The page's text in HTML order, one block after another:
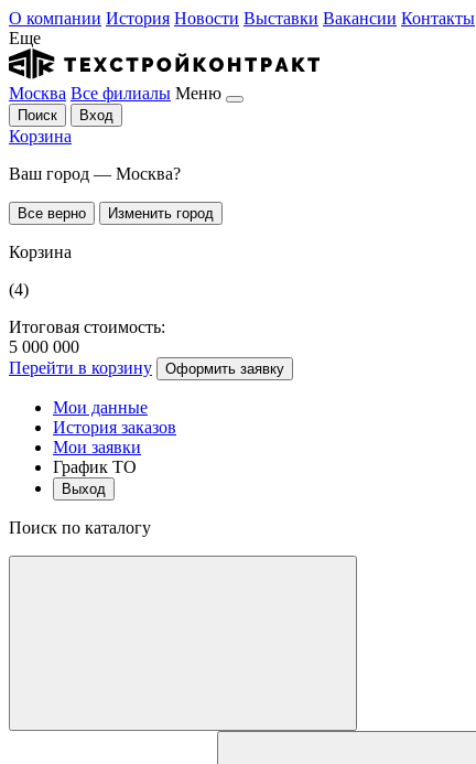
О компании История Новости Выставки Вакансии Контакты
Еще
Москва Все филиалы Меню
Поиск Вход
Корзина
Ваш город — Москва?
Все верно Изменить город
Корзина
(4)
Итоговая стоимость:
5 000 000
Перейти в корзину
Оформить заявку
Мои данные
История заказов
Мои заявки
График ТО
Выход
Поиск по каталогу